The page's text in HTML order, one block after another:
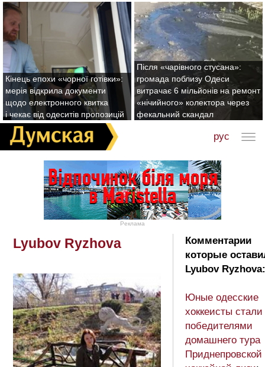
Кінець епохи «чорної готівки»:
мерія відкрила документи
щодо електронного квитка
і чекає від одеситів пропозицій
Після «чарівного стусана»:
громада поблизу Одеси
витрачає 6 мільйонів на ремонт
«нічийного» колектора через
фекальний скандал
рус
Реклама
Lyubov Ryzhova
Комментарии
которые
Lyubov Ryzhova:
Юные одесские
хоккеисты стали
победителями
домашнего тура
Приднепровской